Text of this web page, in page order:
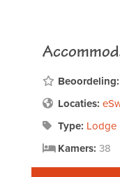
Beoordeling:
Locaties:
Type: Lodge
Kamers: 38